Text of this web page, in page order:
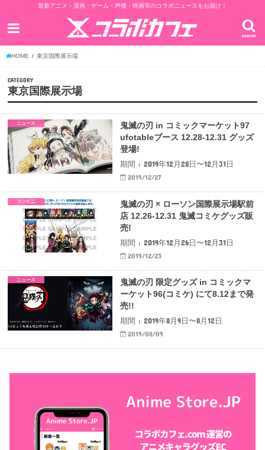
最新アニメ・漫画・ゲーム・声優・映画等のコラボニュースをお届け！
search
HOME 東京国際展示場
CATEGORY
東京国際展示場
ニュース
鬼滅の刃 in コミックマーケット97
ufotableブース 12.28-12.31 グッズ
登場!
期間 : 2019年12月28日〜12月31日
2019/12/27
コンビニ
鬼滅の刃 × ローソン国際展示場駅前
店 12.26-12.31 鬼滅コミケグッズ販
売!
期間 : 2019年12月26日〜12月31日
2019/12/23
ニュース
鬼滅の刃 限定グッズ in コミックマ
ーケット96(コミケ) にて8.12まで発
売!!
期間 : 2019年8月9日〜8月12日
2019/08/09